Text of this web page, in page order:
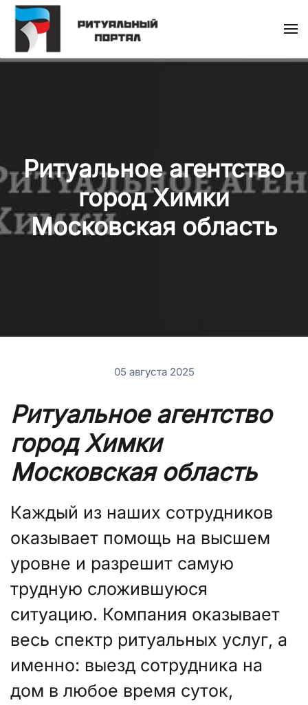
Skip
to
Ритуальное агентство
город Химки
Московская область
05 августа 2025
Ритуальное агентство
город Химки
Московская область
Каждый из наших сотрудников
оказывает помощь на высшем
уровне и разрешит самую
трудную сложившуюся
ситуацию. Компания оказывает
весь спектр ритуальных услуг, а
именно: выезд сотрудника на
дом в любое время суток,